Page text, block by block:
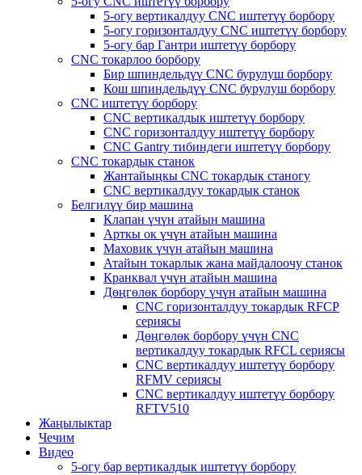
5-огу вертикалдуу CNC иштетүү борбору
5-огу горизонталдуу CNC иштетүү борбору
5-огу бар Гантри иштетүү борбору
CNC токарлоо борбору
Бир шпиндельдүү CNC бурулуш борбору
Кош шпиндельдүү CNC бурулуш борбору
CNC иштетүү борбору
CNC вертикалдык иштетүү борбору
CNC горизонталдуу иштетүү борбору
CNC Gantry тибиндеги иштетүү борбору
CNC токардык станок
Жантайыңкы CNC токардык станогу
CNC вертикалдуу токардык станок
Белгилүү бир машина
Клапан үчүн атайын машина
Арткы ок үчүн атайын машина
Маховик үчүн атайын машина
Атайын токарлык жана майдалоочу станок
Кранквал үчүн атайын машина
Дөңгөлөк борбору үчүн атайын машина
CNC горизонталдуу токардык RFCP
сериясы
Дөңгөлөк борбору үчүн CNC
вертикалдуу токардык RFCL сериясы
CNC вертикалдуу иштетүү борбору
RFMV сериясы
CNC вертикалдуу иштетүү борбору
RFTV510
Жаңылыктар
Чечим
Видео
5-огу бар вертикалдык иштетүү борбору